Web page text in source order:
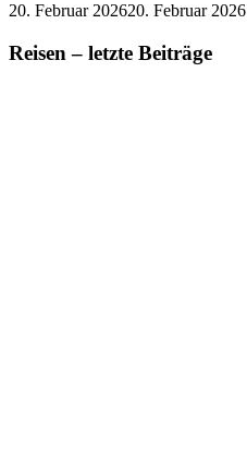
20. Februar 202620. Februar 2026
Reisen – letzte Beiträge